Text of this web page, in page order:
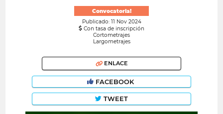
Convocatoria!
Publicado: 11 Nov 2024
Con tasa de inscripción
Cortometrajes
Largometrajes
ENLACE
FACEBOOK
TWEET